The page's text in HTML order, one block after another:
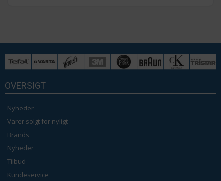
OVERSIGT
Nyheder
Varer solgt for nyligt
Brands
Nyheder
Tilbud
Kundeservice